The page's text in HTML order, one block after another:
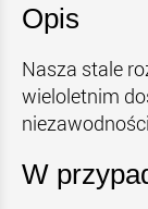
Opis
Nasza stale
wieloletnim
W